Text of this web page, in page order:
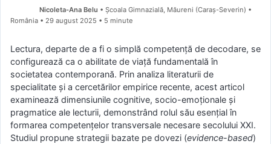
Nicoleta-Ana Belu • Școala Gimnazială, Măureni (Caraş-Severin) •
România
29 august 2025 • 5 minute
Lectura, departe de a fi o simplă competență de decodare, se
configurează ca o abilitate de viață fundamentală în
societatea contemporană. Prin analiza literaturii de
specialitate și a cercetărilor empirice recente, acest articol
examinează dimensiunile cognitive, socio-emoționale și
pragmatice ale lecturii, demonstrând rolul său esențial în
formarea competențelor transversale necesare secolului XXI.
Studiul propune strategii bazate pe dovezi (evidence-based)